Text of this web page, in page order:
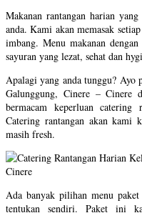
Makanan rantangan harian
anda. Kami akan memasak
imbang. Menu makanan
sayuran yang lezat, sehat dan
Apalagi yang anda tunggu? Ayo
Galunggung, Cinere – Cinere
bermacam keperluan catering
Catering rantangan akan kami
masih fresh.
Ada banyak pilihan menu
tentukan sendiri. Paket ini